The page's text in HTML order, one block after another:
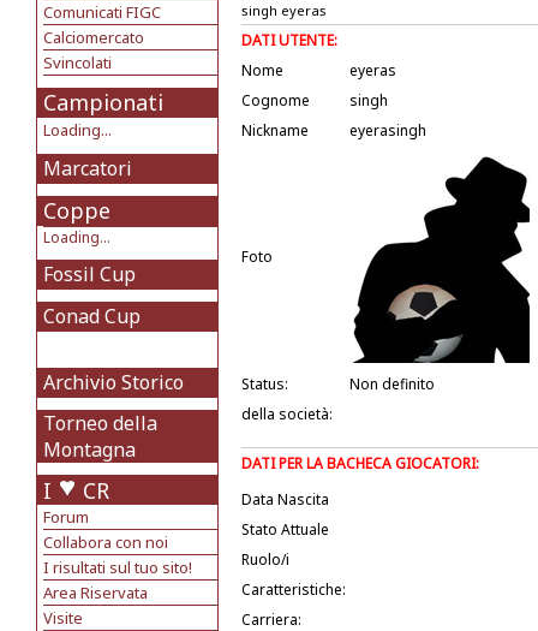
Comunicati FIGC
Calciomercato
Svincolati
Campionati
Loading...
Marcatori
Coppe
Loading...
Fossil Cup
Conad Cup
Archivio Storico
Torneo della
Montagna
I CR
Forum
Collabora con noi
I risultati sul tuo sito!
Area Riservata
Visite
singh eyeras
DATI UTENTE:
Nome
eyeras
Cognome
singh
Nickname
eyerasingh
Foto
Status:
Non definito
della società:
DATI PER LA BACHECA GIOCATORI:
Data Nascita
Stato Attuale
Ruolo/i
Caratteristiche:
Carriera: